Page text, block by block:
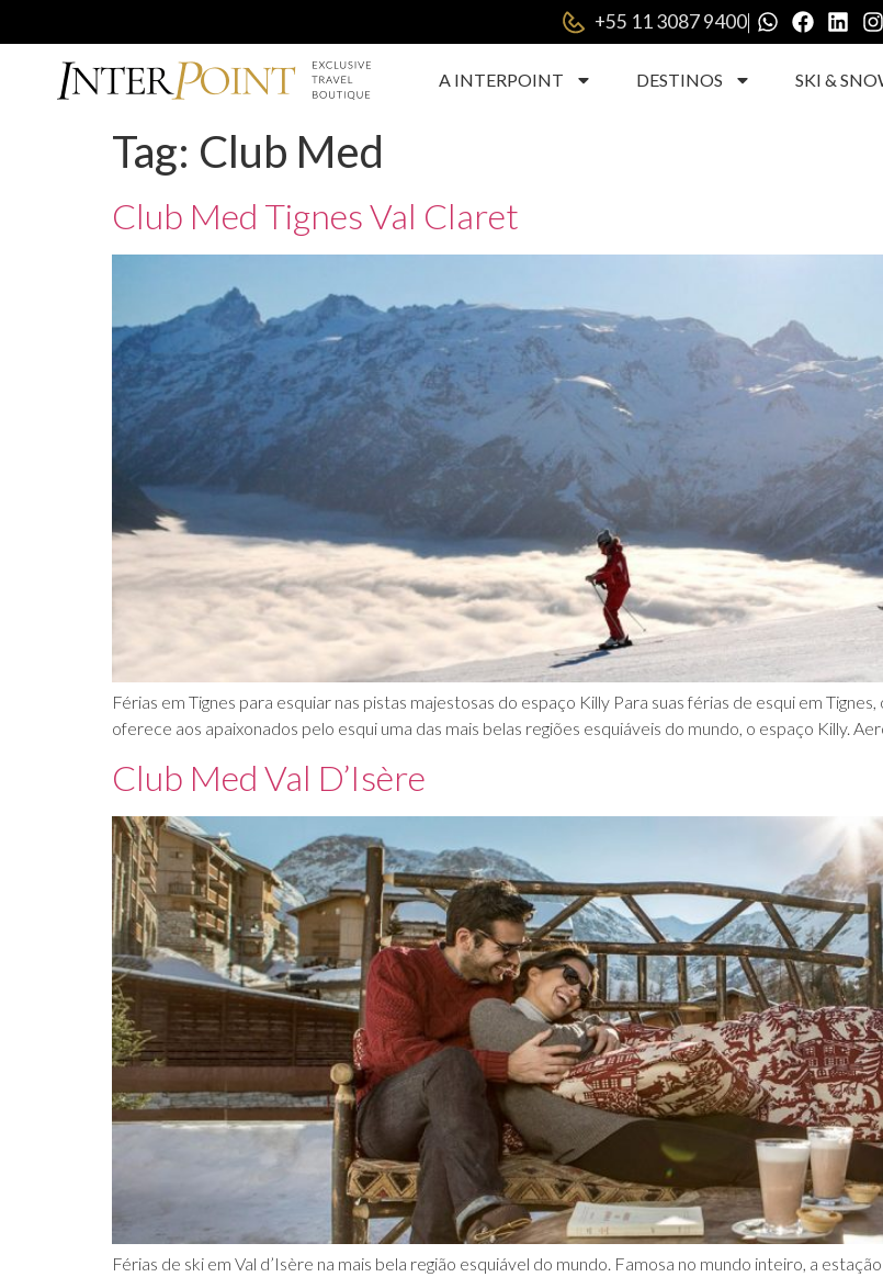
+55 11 3087 9400|
A INTERPOINT DESTINOS SKI &
Tag: Club Med
Club Med Tignes Val Claret
Férias em Tignes para esquiar nas pistas majestosas do espaço Killy Para suas férias de esqui em
oferece aos apaixonados pelo esqui uma das mais belas regiões esquiáveis do mundo, o espaço Killy.
Club Med Val D’Isère
Férias de ski em Val d’Isère na mais bela região esquiável do mundo. Famosa no mundo inteiro, a